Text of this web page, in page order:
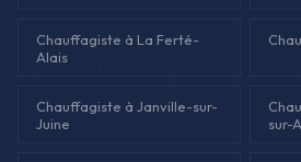
Chauffagiste à La Ferté-
Alais
Chauffagiste à Janville-sur-
Juine
sur-